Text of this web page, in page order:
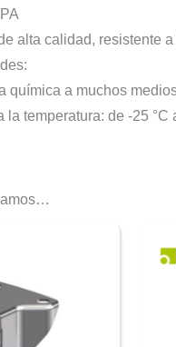
alta calidad, resistente
química a muchos
la temperatura: de -25 °C